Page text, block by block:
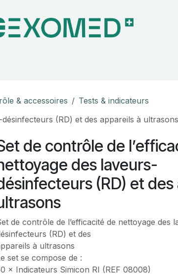
& accessoires
Tests & indicateurs
(RD) et des appareils à ultrasons
de contrôle de
des laveurs-
(RD) et des
de contrôle de l’efficacité de nettoyage des
(RD) et des
à ultrasons
set se compose de :
× Indicateurs Simicon RI (REF 08008)